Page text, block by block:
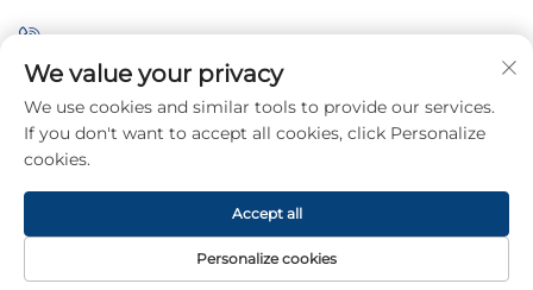
+86-18865557722
+86-18865522722
[email protected]
Autorská práva © 2026 společnosti Shandong Iboate Security
Technology Co., Ltd. Zásady ochrany soukromí
DOMOVSKÁ
We value your privacy
We use cookies and similar tools to provide our services.
If you don't want to accept all cookies, click Personalize
cookies.
Personalize cookies
Accept all